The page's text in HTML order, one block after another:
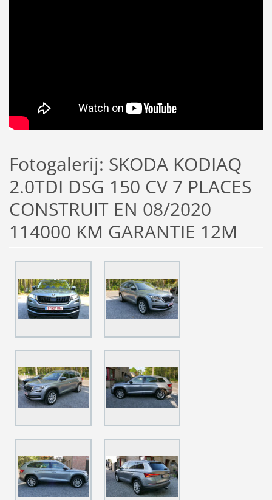
Fotogalerij: SKODA KODIAQ
2.0TDI DSG 150 CV 7 PLACES
CONSTRUIT EN 08/2020
114000 KM GARANTIE 12M